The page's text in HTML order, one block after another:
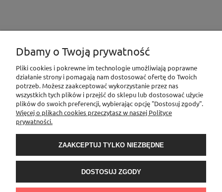
INFORMACJE
MOJE KONTO
O NAS
Sklep Elementownia |Al. Niepodległości 76/78, 02-626 Warszawa, woj.
Dbamy o Twoją prywatność
Pliki cookies i pokrewne im technologie umożliwiają poprawne
działanie strony i pomagają nam dostosować ofertę do Twoich
potrzeb. Możesz zaakceptować wykorzystanie przez nas
wszystkich tych plików i przejść do sklepu lub dostosować użycie
plików do swoich preferencji, wybierając opcję "Dostosuj zgody".
Więcej o plikach cookies przeczytasz w naszej Polityce
prywatności.
ZAAKCEPTUJ TYLKO NIEZBĘDNE
DOSTOSUJ ZGODY